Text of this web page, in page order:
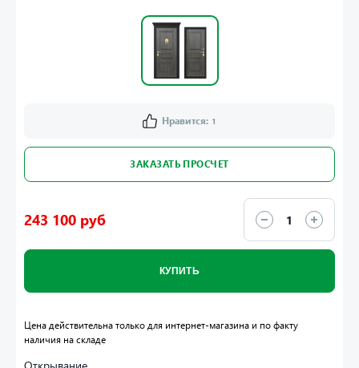
Нравится: 1
ЗАКАЗАТЬ ПРОСЧЕТ
243 100 руб
КУПИТЬ
Цена действительна только для интернет-магазина и по факту
наличия на складе